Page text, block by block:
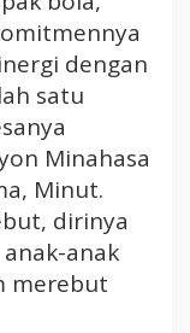
dengan
satu
Minahasa
Minut.
dirinya
anak
merebut